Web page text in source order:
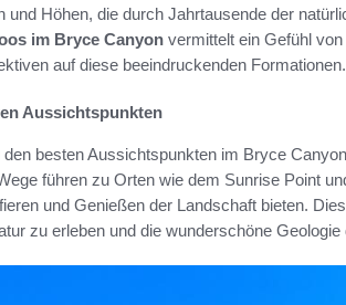
und Höhen, die durch Jahrtausende der
im Bryce Canyon vermittelt ein Gefühl
auf diese beeindruckenden Formationen.
Aussichtspunkten
besten Aussichtspunkten im Bryce
führen zu Orten wie dem Sunrise Point
und Genießen der Landschaft bieten.
zu erleben und die wunderschöne